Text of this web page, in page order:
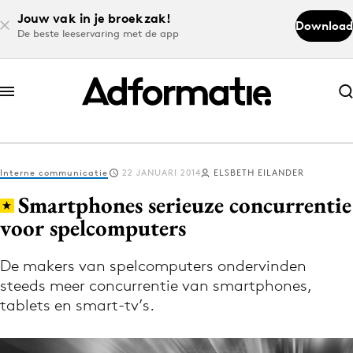
Jouw vak in je broekzak!
De beste leeservaring met de app
Download
Abonneer nu
Abonneer nu
Log in
Volg het laatste nieuws via de Adformatie
Nieuws app
Interne communicatie 22 JANUARI 2014 ELSBETH EILANDER
Smartphones serieuze concurrentie
voor spelcomputers
De makers van spelcomputers ondervinden
steeds meer concurrentie van smartphones,
tablets en smart-tv’s.